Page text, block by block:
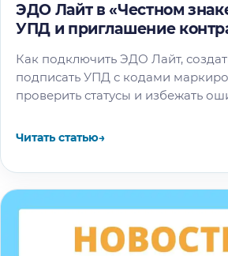
ЭДО Лайт в «Честном
УПД и приглашение
Как подключить ЭДО Лайт,
подписать УПД с кодами
проверить статусы и избежать
Читать статью→